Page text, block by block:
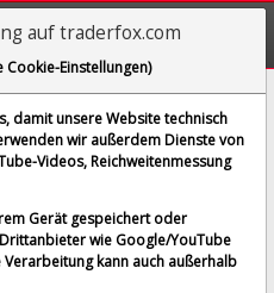
5,93 %
07.08.2026 um 21:57 Uhr
Splitbereinigt
auf traderfox.com
Cookie-Einstellungen)
damit unsere Website technisch
wir außerdem Dienste von
Videos, Reichweitenmessung
Gerät gespeichert oder
wie Google/YouTube
kann auch außerhalb